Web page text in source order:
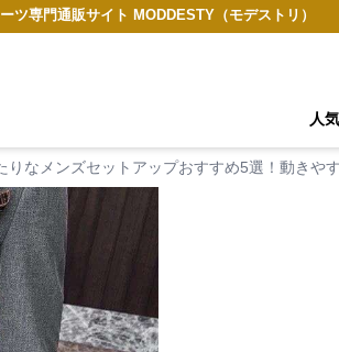
ツ専門通販サイト MODDESTY（モデストリ）
人
りなメンズセットアップおすすめ5選！動きや